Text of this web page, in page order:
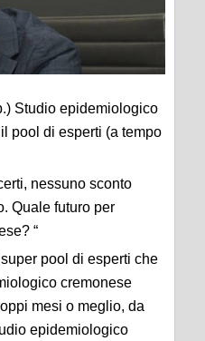
Studio epidemiologico
pool di esperti (a tempo
nessuno sconto
Quale futuro per
“
pool di esperti che
cremonese
mesi o meglio, da
epidemiologico